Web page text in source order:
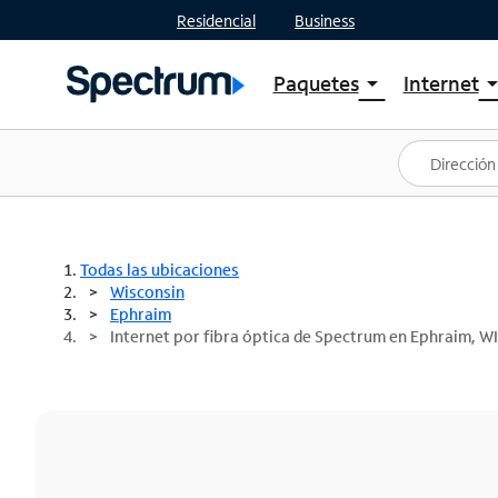
Residencial Business
Paquetesarrow_drop_down
Ver paquetes
Spectrum One
Mejores ofertas
Internetarrow_drop_down
Planes
Todas las ubicaciones
Wisconsin
Ephraim
Internet por fibra óptica de Spectrum en Ephraim, WI